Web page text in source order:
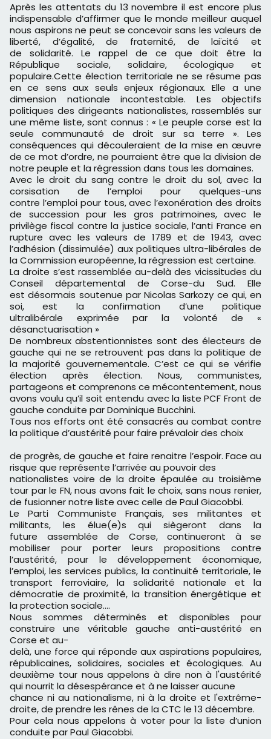
Après les attentats du 13 novembre il est encore plus
indispensable d’affirmer que le monde meilleur auquel
nous aspirons ne peut se concevoir sans les valeurs de
liberté, d’égalité, de fraternité, de laïcité et
de solidarité. Le rappel de ce que doit être la
République sociale, solidaire, écologique et
populaire.Cette élection territoriale ne se résume pas
en ce sens aux seuls enjeux régionaux. Elle a une
dimension nationale incontestable. Les objectifs
politiques des dirigeants nationalistes, rassemblés sur
une même liste, sont connus : « Le peuple corse est la
seule communauté de droit sur sa terre ». Les
conséquences qui découleraient de la mise en œuvre
de ce mot d’ordre, ne pourraient être que la division de
notre peuple et la régression dans tous les domaines.
Avec le droit du sang contre le droit du sol, avec la
corsisation de l’emploi pour quelques-uns
contre l’emploi pour tous, avec l’exonération des droits
de succession pour les gros patrimoines, avec le
privilège fiscal contre la justice sociale, l’anti France en
rupture avec les valeurs de 1789 et de 1943, avec
l’adhésion (dissimulée) aux politiques ultra-libérales de
la Commission européenne, la régression est certaine.
La droite s’est rassemblée au-delà des vicissitudes du
Conseil départemental de Corse-du Sud. Elle
est désormais soutenue par Nicolas Sarkozy ce qui, en
soi, est la confirmation d’une politique
ultralibérale exprimée par la volonté de «
désanctuarisation »
De nombreux abstentionnistes sont des électeurs de
gauche qui ne se retrouvent pas dans la politique de
la majorité gouvernementale. C’est ce qui se vérifie
élection après élection. Nous, communistes,
partageons et comprenons ce mécontentement, nous
avons voulu qu’il soit entendu avec la liste PCF Front de
gauche conduite par Dominique Bucchini.
Tous nos efforts ont été consacrés au combat contre
la politique d’austérité pour faire prévaloir des choix
de progrès, de gauche et faire renaitre l’espoir. Face au
risque que représente l’arrivée au pouvoir des
nationalistes voire de la droite épaulée au troisième
tour par le FN, nous avons fait le choix, sans nous renier,
de fusionner notre liste avec celle de Paul Giacobbi.
Le Parti Communiste Français, ses militantes et
militants, les élue(e)s qui siègeront dans la
future assemblée de Corse, continueront à se
mobiliser pour porter leurs propositions contre
l’austérité, pour le développement économique,
l’emploi, les services publics, la continuité territoriale, le
transport ferroviaire, la solidarité nationale et la
démocratie de proximité, la transition énergétique et
la protection sociale....
Nous sommes déterminés et disponibles pour
construire une véritable gauche anti-austérité en
Corse et au-
delà, une force qui réponde aux aspirations populaires,
républicaines, solidaires, sociales et écologiques. Au
deuxième tour nous appelons à dire non à l'austérité
qui nourrit la désespérance et à ne laisser aucune
chance ni au nationalisme, ni à la droite et l'extrême-
droite, de prendre les rênes de la CTC le 13 décembre.
Pour cela nous appelons à voter pour la liste d’union
conduite par Paul Giacobbi.